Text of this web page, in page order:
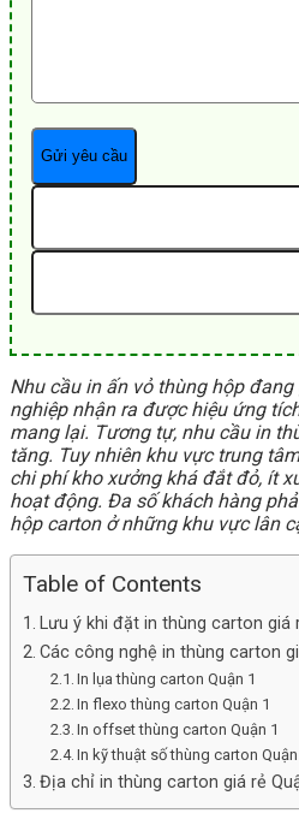
Nhu cầu in ấn vỏ thùng hộp
nghiệp nhận ra được hiệu ứng
mang lại. Tương tự, nhu cầu in
tăng. Tuy nhiên khu vực trung
chi phí kho xưởng khá đắt đỏ, ít
hoạt động. Đa số khách hàng
hộp carton ở những khu vực lân
Table of Contents
Lưu ý khi đặt in thùng carton giá
Các công nghệ in thùng carton
In lụa thùng carton Quận 1
In flexo thùng carton Quận 1
In offset thùng carton Quận 1
In kỹ thuật số thùng carton Quận
Địa chỉ in thùng carton giá rẻ